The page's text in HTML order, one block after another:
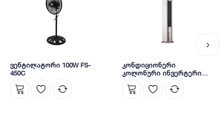
ვენტილატორი 100W FS-
450C
კონდიციონერი
კოლონური ინვერტერი
24000 BTU